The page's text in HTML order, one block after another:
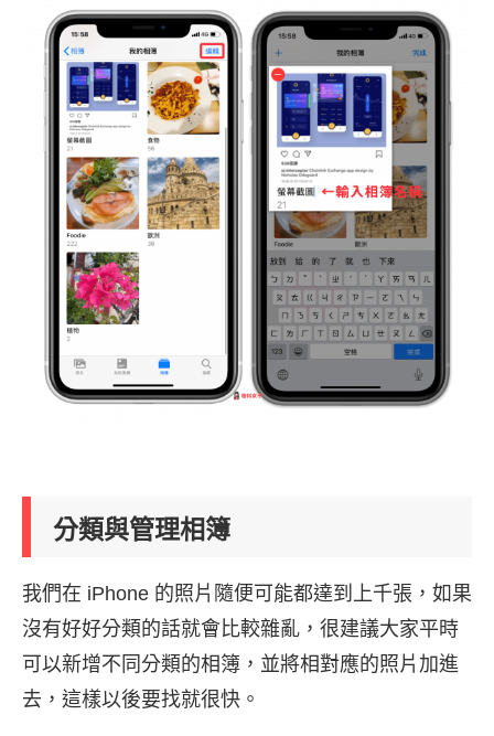
分類與管理相簿
我們在 iPhone 的照片隨便可能都達到上千張，如果
沒有好好分類的話就會比較雜亂，很建議大家平時
可以新增不同分類的相簿，並將相對應的照片加進
去，這樣以後要找就很快。